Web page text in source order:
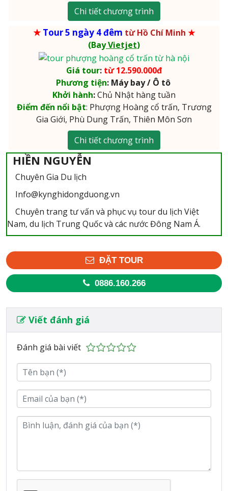
Chi tiết chương trình
★ Tour 5 ngày 4 đêm từ Hồ Chí Minh ★
(BayVietjet)
Giá tour: từ 12.590.000đ
Phương tiện: Máy bay / Ô tô
Khởi hành:Chủ Nhật hàng tuần
Điểm đến nổi bật: Phượng Hoàng cổ trấn, Trương
Gia Giới, Phù Dung Trấn, Thiên Môn Sơn
Chi tiết chương trình
HIỀN NGUYỄN
Chuyên Gia Du lịch
Info@kynghidongduong.vn
Chuyên trang tư vấn và phục vụ tour du lịch Việt
Nam, du lịch Trung Quốc và các nước Đông Nam Á.
ĐẶT TOUR
0886.160.266
Viết đánh giá
Đánh giá bài viết